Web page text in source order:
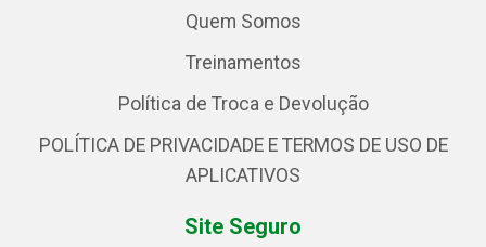
Quem Somos
Treinamentos
Política de Troca e Devolução
POLÍTICA DE PRIVACIDADE E TERMOS DE USO DE
APLICATIVOS
Site Seguro